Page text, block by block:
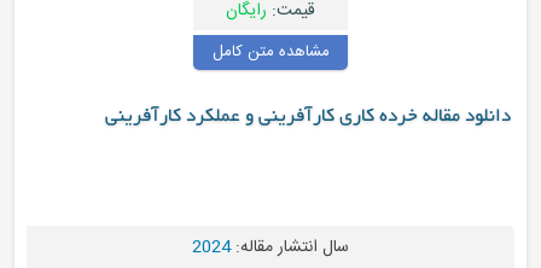
رایگان
مشاهده متن کامل
مقاله خرده کاری کارآفرینی و عملکرد کارآفرینی
سال انتشار مقاله:2024